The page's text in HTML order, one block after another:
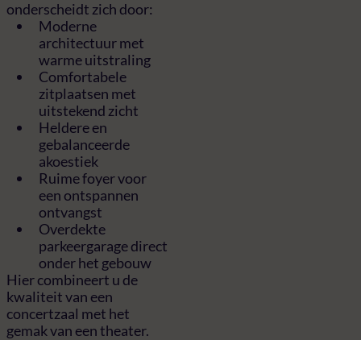
onderscheidt zich door:
Moderne
architectuur met
warme uitstraling
Comfortabele
zitplaatsen met
uitstekend zicht
Heldere en
gebalanceerde
akoestiek
Ruime foyer voor
een ontspannen
ontvangst
Overdekte
parkeergarage direct
onder het gebouw
Hier combineert u de
kwaliteit van een
concertzaal met het
gemak van een theater.